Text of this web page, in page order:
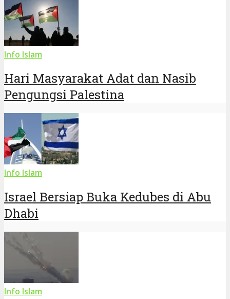
Info Islam
Hari Masyarakat Adat dan Nasib
Pengungsi Palestina
Info Islam
Israel Bersiap Buka Kedubes di Abu
Dhabi
Info Islam